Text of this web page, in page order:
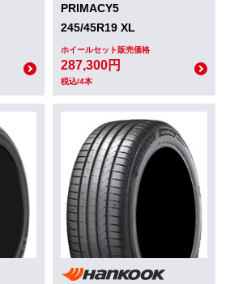
PRIMACY5
245/45R19 XL
ホイールセット販売価格
287,300円
税込/4本